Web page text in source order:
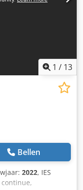
1 / 13
Bellen
2022, IES